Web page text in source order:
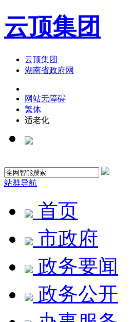
云顶集团
云顶集团
湖南省政府网
网站无障碍
繁体
适老化
站群导航
首页
市政府
政务要闻
政务公开